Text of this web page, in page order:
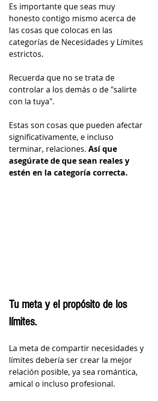
Es importante que seas muy
honesto contigo mismo acerca de
las cosas que colocas en las
categorías de Necesidades y Límites
estrictos.
Recuerda que no se trata de
controlar a los demás o de "salirte
con la tuya".
Estas son cosas que pueden afectar
significativamente, e incluso
terminar, relaciones. Así que
asegúrate de que sean reales y
estén en la categoría correcta.
Tu meta y el propósito de los
límites.
La meta de compartir necesidades y
límites debería ser crear la mejor
relación posible, ya sea romántica,
amical o incluso profesional.